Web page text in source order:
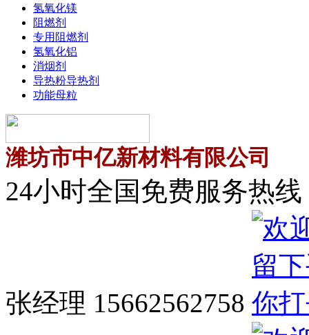
氢氧化镁
阻燃剂
专用阻燃剂
氢氧化铝
消烟剂
导热粉导热剂
功能母粒
潍坊市中亿新材料有限公司
24小时全国免费服务热线
张经理 15662562758